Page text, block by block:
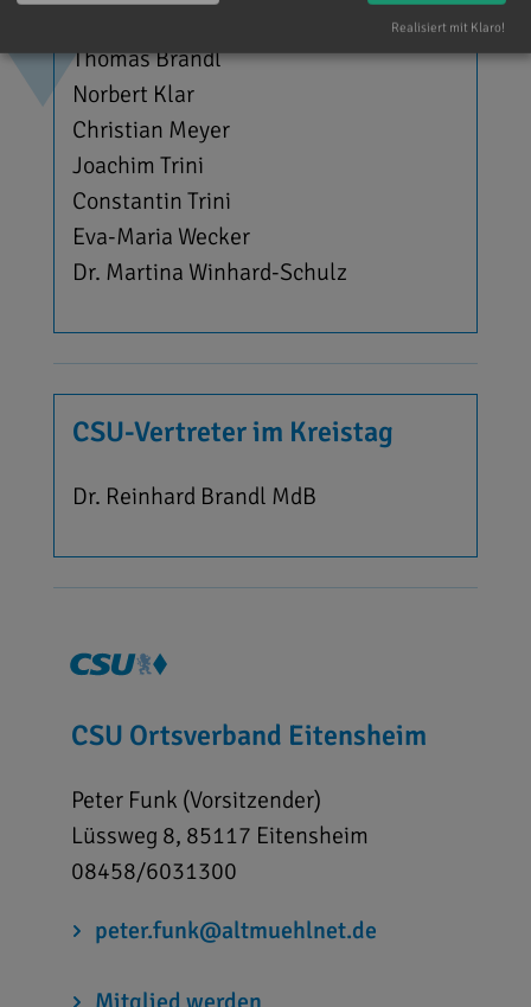
Thomas Brandl
Norbert Klar
Christian Meyer
Joachim Trini
Constantin Trini
Eva-Maria Wecker
Dr. Martina Winhard-Schulz
CSU-Vertreter im Kreistag
Dr. Reinhard Brandl MdB
CSU Ortsverband Eitensheim
Peter Funk (Vorsitzender)
Lüssweg 8, 85117 Eitensheim
08458/6031300
peter.funk@altmuehlnet.de
Realisiert mit Klaro!